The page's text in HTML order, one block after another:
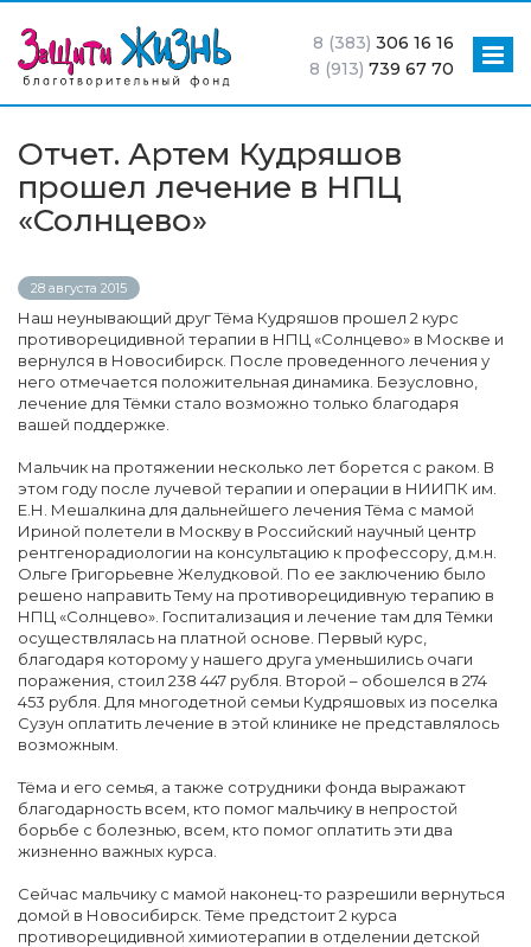
8 (383) 306 16 16
8 (913) 739 67 70
Отчет. Артем Кудряшов
прошел лечение в НПЦ
«Солнцево»
28 августа 2015
Наш неунывающий друг Тёма Кудряшов прошел 2 курс
противорецидивной терапии в НПЦ «Солнцево» в Москве и
вернулся в Новосибирск. После проведенного лечения у
него отмечается положительная динамика. Безусловно,
лечение для Тёмки стало возможно только благодаря
вашей поддержке.
Мальчик на протяжении несколько лет борется с раком. В
этом году после лучевой терапии и операции в НИИПК им.
Е.Н. Мешалкина для дальнейшего лечения Тёма с мамой
Ириной полетели в Москву в Российский научный центр
рентгенорадиологии на консультацию к профессору, д.м.н.
Ольге Григорьевне Желудковой. По ее заключению было
решено направить Тему на противорецидивную терапию в
НПЦ «Солнцево». Госпитализация и лечение там для Тёмки
осуществлялась на платной основе. Первый курс,
благодаря которому у нашего друга уменьшились очаги
поражения, стоил 238 447 рубля. Второй – обошелся в 274
453 рубля. Для многодетной семьи Кудряшовых из поселка
Сузун оплатить лечение в этой клинике не представлялось
возможным.
Тёма и его семья, а также сотрудники фонда выражают
благодарность всем, кто помог мальчику в непростой
борьбе с болезнью, всем, кто помог оплатить эти два
жизненно важных курса.
Сейчас мальчику с мамой наконец-то разрешили вернуться
домой в Новосибирск. Тёме предстоит 2 курса
противорецидивной химиотерапии в отделении детской